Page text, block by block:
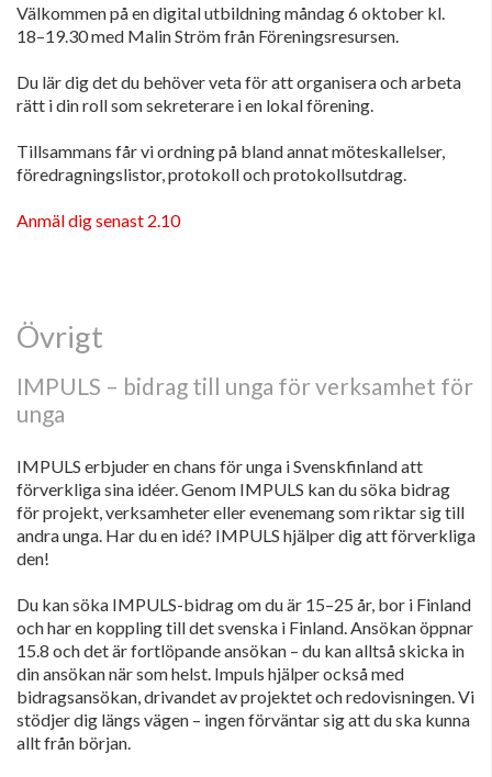
Välkommen på en digital utbildning måndag 6 oktober kl.
18–19.30 med Malin Ström från Föreningsresursen.
Du lär dig det du behöver veta för att organisera och arbeta
rätt i din roll som sekreterare i en lokal förening.
Tillsammans får vi ordning på bland annat möteskallelser,
föredragningslistor, protokoll och protokollsutdrag.
Anmäl dig senast 2.10
Övrigt
IMPULS ­– bidrag till unga för verksamhet för
unga
IMPULS erbjuder en chans för unga i Svenskfinland att
förverkliga sina idéer. Genom IMPULS kan du söka bidrag
för projekt, verksamheter eller evenemang som riktar sig till
andra unga. Har du en idé? IMPULS hjälper dig att förverkliga
den!
Du kan söka IMPULS-bidrag om du är 15–25 år, bor i Finland
och har en koppling till det svenska i Finland. Ansökan öppnar
15.8 och det är fortlöpande ansökan – du kan alltså skicka in
din ansökan när som helst. Impuls hjälper också med
bidragsansökan, drivandet av projektet och redovisningen. Vi
stödjer dig längs vägen – ingen förväntar sig att du ska kunna
allt från början.